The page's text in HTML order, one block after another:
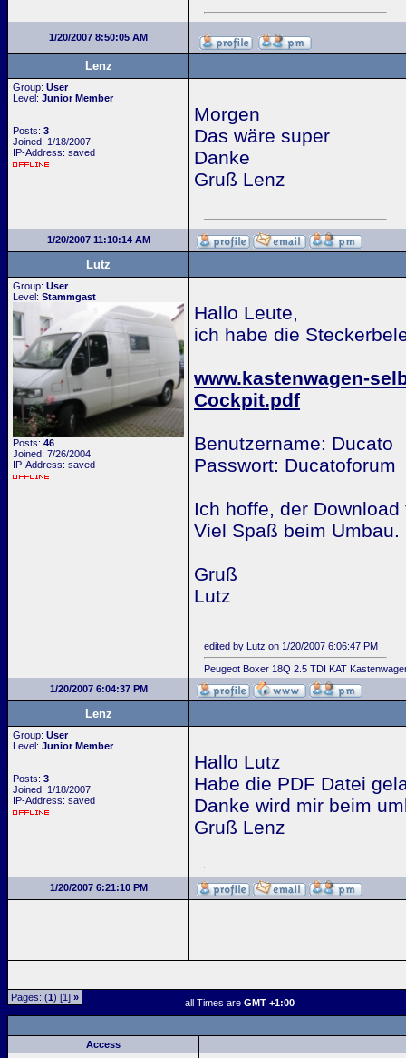
1/20/2007 8:50:05 AM
Lenz
Group: User
Level: Junior Member
Posts: 3
Joined: 1/18/2007
IP-Address: saved
Morgen
Das wäre super
Danke
Gruß Lenz
1/20/2007 11:10:14 AM
Lutz
Group: User
Level: Stammgast
Posts: 46
Joined: 7/26/2004
IP-Address: saved
Hallo Leute,
ich habe die
www.kastenwagen-
Cockpit.pdf
Benutzername: Ducato
Passwort: Ducatoforum
Ich hoffe, der
Viel Spaß beim Umbau.
Gruß
Lutz
edited by Lutz on 1/20/2007 6:06:47 PM
Peugeot Boxer 18Q 2.5 TDI KAT
1/20/2007 6:04:37 PM
Lenz
Group: User
Level: Junior Member
Posts: 3
Joined: 1/18/2007
IP-Address: saved
Hallo Lutz
Habe die PDF Datei
Danke wird mir beim
Gruß Lenz
1/20/2007 6:21:10 PM
Pages: (1) [1] » all Times are GMT +1:00
Access